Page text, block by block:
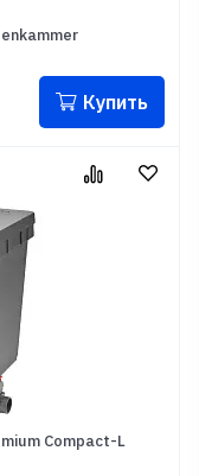
Купить
Compact-L